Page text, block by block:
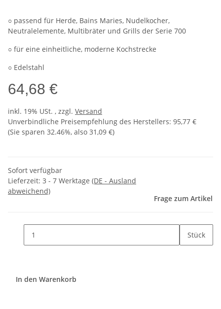
○ passend für Herde, Bains Maries, Nudelkocher,
Neutralelemente, Multibräter und Grills der Serie 700
○ für eine einheitliche, moderne Kochstrecke
○ Edelstahl
64,68 €
inkl. 19% USt. , zzgl. Versand
Unverbindliche Preisempfehlung des Herstellers: 95,77 €
(Sie sparen 32.46%, also 31,09 €)
Sofort verfügbar
Lieferzeit: 3 - 7 Werktage (DE - Ausland
abweichend)
Frage zum Artikel
Stück
In den Warenkorb